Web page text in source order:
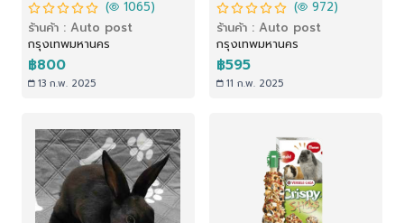
ฮอลแลนด์ ลอป
( 1065)
ร้านค้า : Auto post
กรุงเทพมหานคร
฿800
13 ก.พ. 2025
อาหารเม็ดกระต่ายโต (2.3
kg)
( 972)
ร้านค้า : Auto post
กรุงเทพมหานคร
฿595
11 ก.พ. 2025